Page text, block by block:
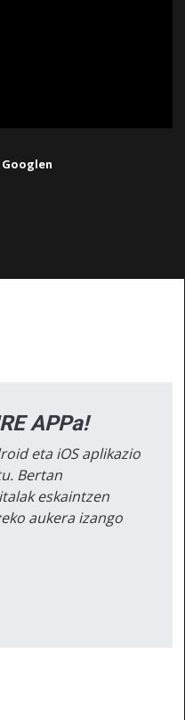
APPa!
eta iOS aplikazio
Bertan
eskaintzen
aukera izango